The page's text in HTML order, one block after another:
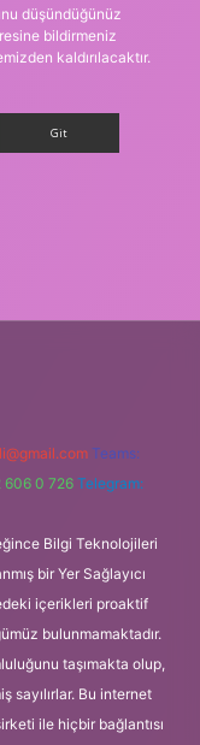
düşündüğünüz
bildirmeniz
kaldırılacaktır.
Teams:
606 0 726 Telegram:
Bilgi Teknolojileri
bir Yer Sağlayıcı
içerikleri proaktif
bulunmamaktadır.
taşımakta olup,
sayılırlar. Bu internet
ile hiçbir bağlantısı